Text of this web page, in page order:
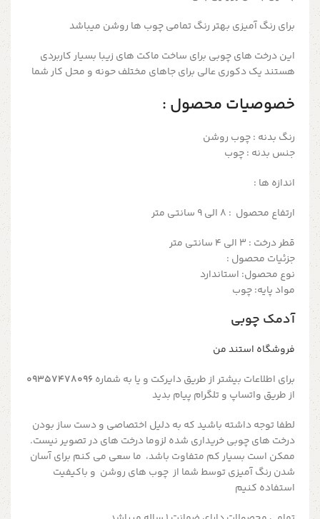
برای رنگ آمیزی بهتر رنگ تمامی چوب ها روشن میباشد
این درخت های چوبی برای ساخت ماکت های زیبا بسیار کاربردی
هستند یک دکوری عالی برای جاهای مختلف حونه و محل کار شما
خصوصیات محصول :
رنگ بدنه : چوب روشن
جنس بدنه : چوب
اندازه ها :
ارتفاع محصول : 8 الی 9 سانتی متر
قطر درخت : 3 الی 4 سانتی متر
جزئیات محصول :
نوع محصول: استاندارد
مواد پایه: چوب
آدمک چوبی
فروشگاه استند من
برای اطلاعات بیشتر از طریق دایرکت و یا به شماره09357478096
از طریق واتساپ و تلگرام پیام بدید
لطفا توجه داشته باشید که به دلیل اختصاصی و دست ساز بودن
درخت های چوبی خریداری شده لزوما درخت های در تصویر نیست.
ممکن است بسیار کم متفاوت باشد، ما سعی می کنم برای آسان
شدن رنگ آمیزی توسط شما از چوب های روشن و باکیفیت
استفاده کنیم